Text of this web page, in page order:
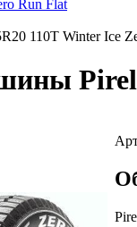
Run Flat
110T Winter Ice